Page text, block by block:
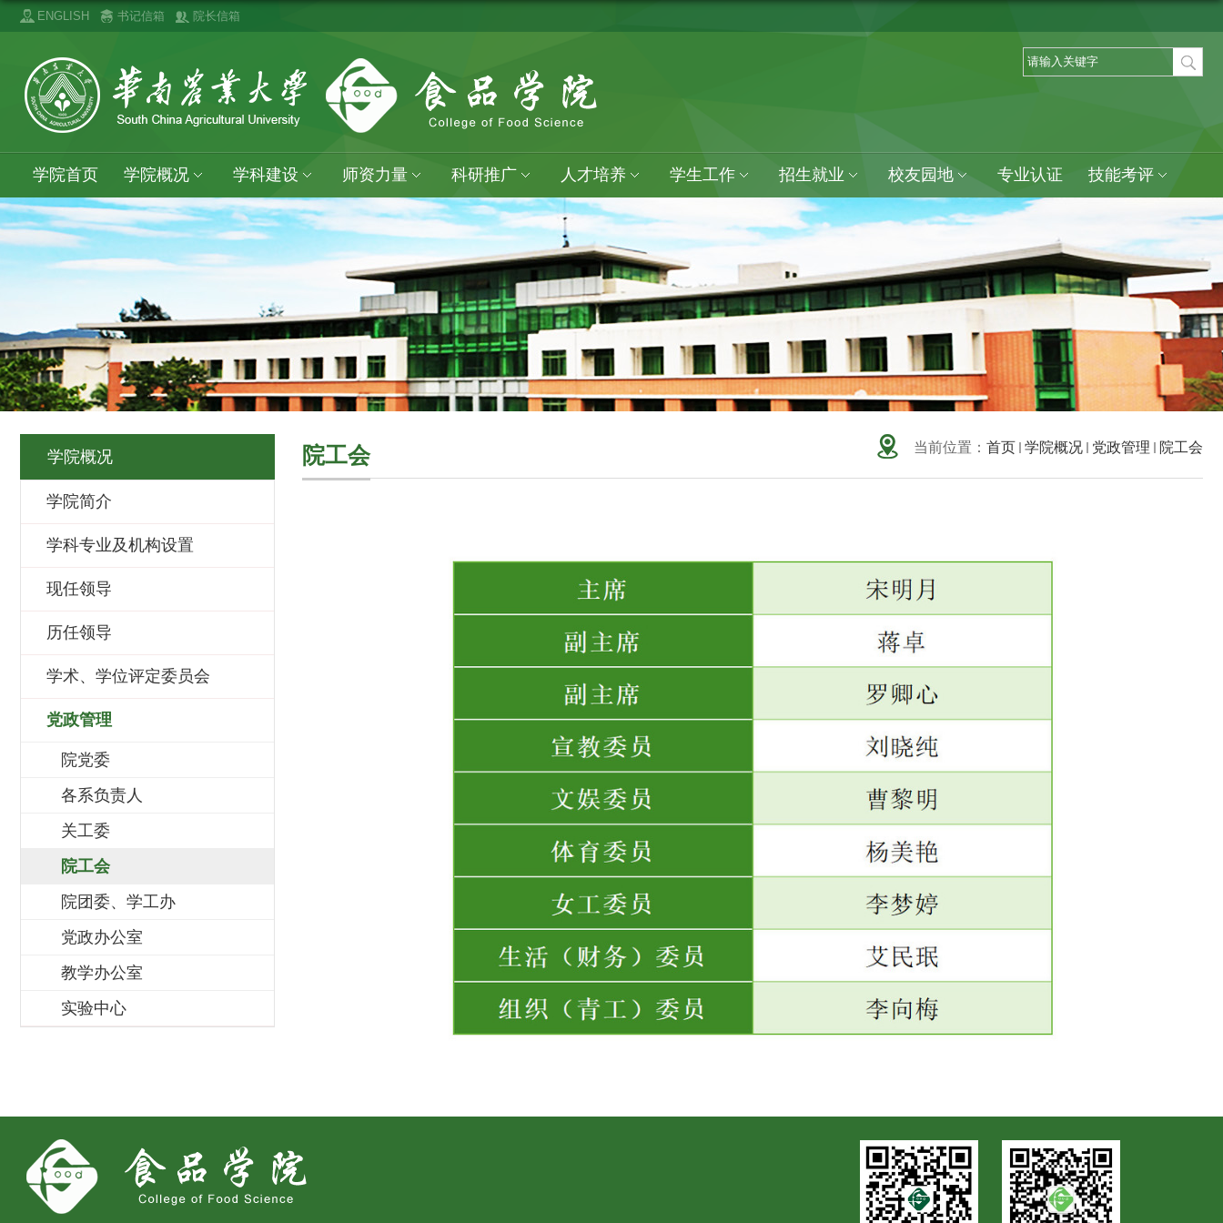
ENGLISH 书记信箱 院长信箱
学院首页 学院概况 学科建设 师资力量 科研推广 人才培养 学生工作 招生就业 校友园地 专业认证 技能考评
学院概况
学院简介
学科专业及机构设置
现任领导
历任领导
学术、学位评定委员会
党政管理
院党委
各系负责人
关工委
院工会
院团委、学工办
党政办公室
教学办公室
实验中心
当前位置： 首页 学院概况 党政管理 院工会
院工会